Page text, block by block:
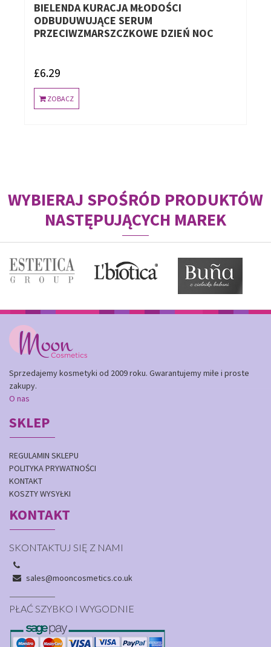
BIELENDA KURACJA MŁODOŚCI
ODBUDUWUJĄCE SERUM
PRZECIWZMARSZCZKOWE DZIEŃ NOC
£6.29
ZOBACZ
WYBIERAJ SPOŚRÓD PRODUKTÓW
NASTĘPUJĄCYCH MAREK
Sprzedajemy kosmetyki od 2009 roku. Gwarantujemy miłe i proste
zakupy.
O nas
SKLEP
REGULAMIN SKLEPU
POLITYKA PRYWATNOŚCI
KONTAKT
KOSZTY WYSYŁKI
KONTAKT
SKONTAKTUJ SIĘ Z NAMI
sales@mooncosmetics.co.uk
PŁAĆ SZYBKO I WYGODNIE